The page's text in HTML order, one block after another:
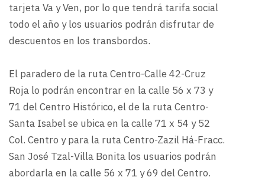
tarjeta Va y Ven, por lo que tendrá tarifa social
todo el año y los usuarios podrán disfrutar de
descuentos en los transbordos.
El paradero de la ruta Centro-Calle 42-Cruz
Roja lo podrán encontrar en la calle 56 x 73 y
71 del Centro Histórico, el de la ruta Centro-
Santa Isabel se ubica en la calle 71 x 54 y 52
Col. Centro y para la ruta Centro-Zazil Há-Fracc.
San José Tzal-Villa Bonita los usuarios podrán
abordarla en la calle 56 x 71 y 69 del Centro.